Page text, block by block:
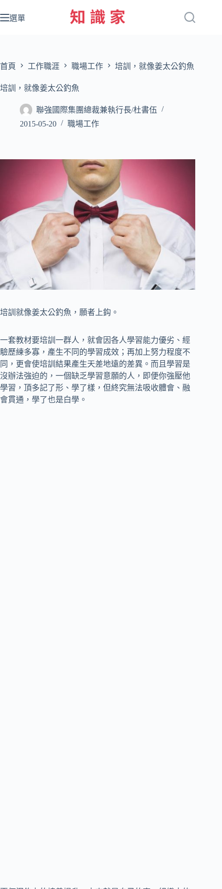
至
容
選單
首頁 工作職涯 職場工作 培訓，就像姜太公釣魚
培訓，就像姜太公釣魚
聯強國際集團總裁兼執行長/杜書伍
2015-05-20
職場工作
培訓就像姜太公釣魚，願者上鈎。
一套教材要培訓一群人，就會因各人學習能力優劣、經
驗歷練多寡，產生不同的學習成效；再加上努力程度不
同，更會使培訓結果產生天差地遠的差異。而且學習是
沒辦法強迫的，一個缺乏學習意願的人，即便你強壓他
學習，頂多記了形、學了樣，但終究無法吸收體會、融
會貫通，學了也是白學。